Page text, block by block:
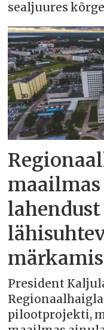
sealjuures
lahendust
President
pilootprojekti,